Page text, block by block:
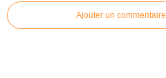
Ajouter un commentaire